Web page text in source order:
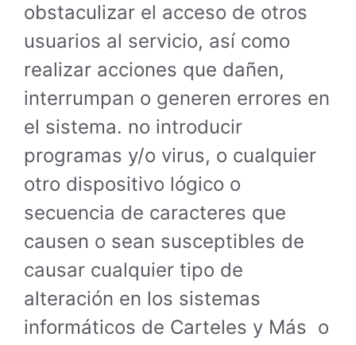
obstaculizar el acceso de otros
usuarios al servicio, así como
realizar acciones que dañen,
interrumpan o generen errores en
el sistema. no introducir
programas y/o virus, o cualquier
otro dispositivo lógico o
secuencia de caracteres que
causen o sean susceptibles de
causar cualquier tipo de
alteración en los sistemas
informáticos de Carteles y Más o